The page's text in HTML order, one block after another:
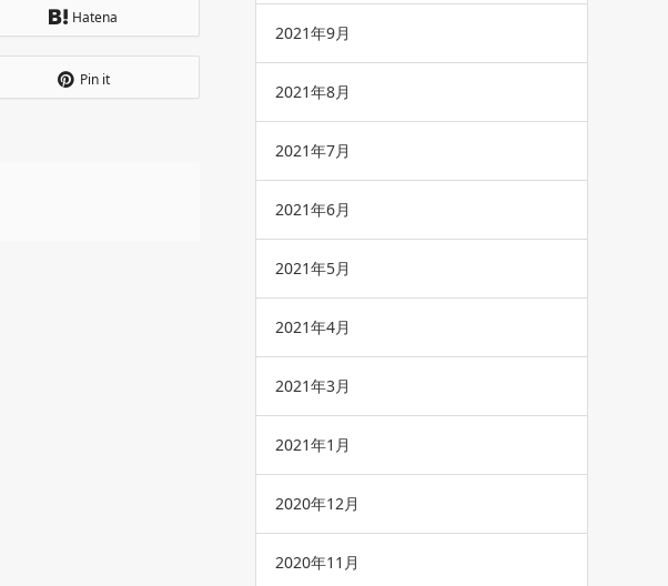
Hatena
Pin it
2021年9月
2021年8月
2021年7月
2021年6月
2021年5月
2021年4月
2021年3月
2021年1月
2020年12月
2020年11月